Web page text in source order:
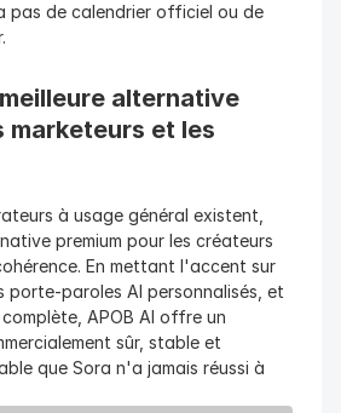
pas de calendrier officiel ou de
alternative
marketeurs et les
premium pour les créateurs
porte-paroles AI personnalisés, et
APOB AI offre un
sûr, stable et
que Sora n'a jamais réussi à